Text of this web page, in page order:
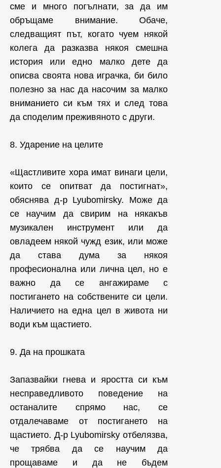
сме и много погълнати, за да им
обръщаме внимание. Обаче,
следващият път, когато чуем някой
колега да разказва някоя смешна
история или едно малко дете да
описва своята нова играчка, би било
полезно за нас да насочим за малко
вниманието си към тях и след това
да споделим преживяното с други.
8. Ударение на целите
«Щастливите хора имат винаги цели,
които се опитват да постигнат»,
обяснява д-р Lyubomirsky. Може да
се научим да свирим на някакъв
музикален инструмент или да
овладеем някой чужд език, или може
да става дума за някоя
професионална или лична цел, но е
важно да се ангажираме с
постигането на собствените си цели.
Наличието на една цел в живота ни
води към щастието.
9. Да на прошката
Запазвайки гнева и яростта си към
несправедливото поведение на
останалите спрямо нас, се
отдалечаваме от постигането на
щастието. Д-р Lyubomirsky отбелязва,
че трябва да се научим да
прощаваме и да не бъдем